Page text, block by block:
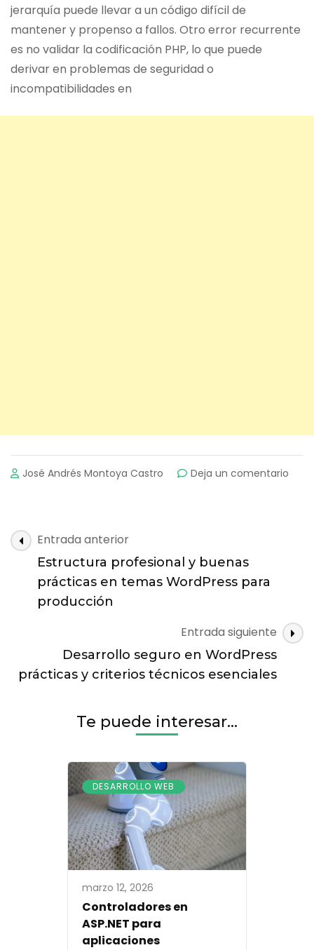
jerarquía puede llevar a un código difícil de
mantener y propenso a fallos. Otro error recurrente
es no validar la codificación PHP, lo que puede
derivar en problemas de seguridad o
incompatibilidades en
José Andrés Montoya Castro Deja un comentario
Navegación
de
entradas
Entrada anterior
Estructura profesional y buenas
prácticas en temas WordPress para
producción
Entrada siguiente
Desarrollo seguro en WordPress
prácticas y criterios técnicos esenciales
Te puede interesar...
DESARROLLO WEB
marzo 12, 2026
Controladores en
ASP.NET para
aplicaciones